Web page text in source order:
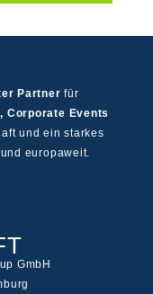
Partner für
Corporate Events
und ein starkes
europaweit.
GmbH